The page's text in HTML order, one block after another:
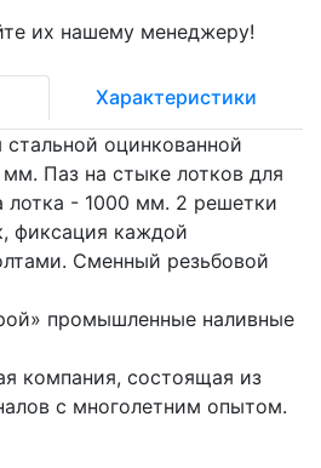
их нашему менеджеру!
Характеристики
оцинкованной
Паз на стыке лотков для
лотка - 1000 мм. 2 решетки
фиксация каждой
Сменный резьбовой
компания, состоящая из
с многолетним опытом.